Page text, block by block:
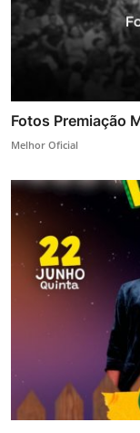
Fotos Premiação
Melhor Oficial